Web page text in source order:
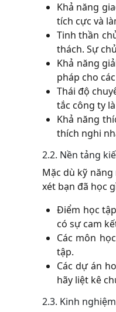
Khả năng
tích cực và
Tinh thần
thách. Sự
Khả năng
pháp cho
Thái độ
tắc công ty
Khả năng
thích nghi
2.2. Nền tảng
Mặc dù kỹ
xét bạn đã học
Điểm học tập
có sự cam
Các môn
tập.
Các dự án
hãy liệt kê
2.3. Kinh